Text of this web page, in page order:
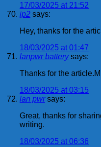
17/03/2025 at 21:52
ip2 says:
Hey, thanks for the
18/03/2025 at 01:47
lanpwr battery says:
Thanks for the
18/03/2025 at 03:15
lan pwr says:
Great, thanks for
writing.
18/03/2025 at 06:36